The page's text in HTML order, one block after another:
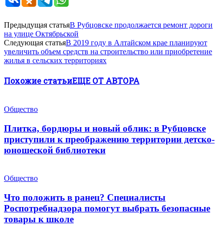
Предыдущая статьяВ Рубцовске продолжается ремонт дороги
на улице Октябрьской
Следующая статьяВ 2019 году в Алтайском крае планируют
увеличить объем средств на строительство или приобретение
жилья в сельских территориях
Похожие статьиЕЩЕ ОТ АВТОРА
Общество
Плитка, бордюры и новый облик: в Рубцовске
приступили к преображению территории детско-
юношеской библиотеки
Общество
Что положить в ранец? Специалисты
Роспотребнадзора помогут выбрать безопасные
товары к школе